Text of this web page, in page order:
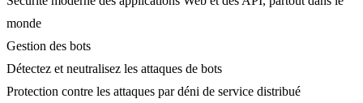
monde
Gestion des bots
Détectez et neutralisez les attaques de bots
Protection contre les attaques par déni de service distribué